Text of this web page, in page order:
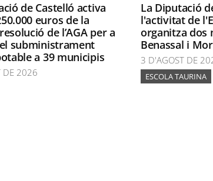
de Castelló activa
euros de la
de l’AGA per a
subministrament
a 39 municipis
DE 2026
La Diputació
l'activitat de
organitza dos
Benassal i
3 D'AGOST DE
ESCOLA TAURINA